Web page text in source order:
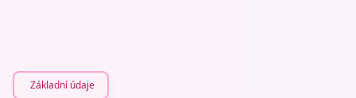
Základní údaje